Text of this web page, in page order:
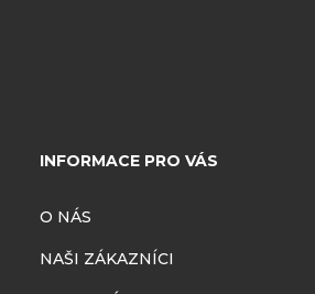
INFORMACE PRO VÁS
O NÁS
NAŠI ZÁKAZNÍCI